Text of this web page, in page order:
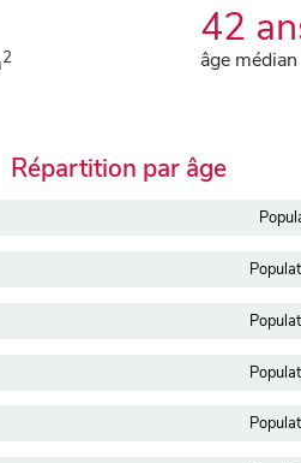
2
42
âge médian
Répartition par âge